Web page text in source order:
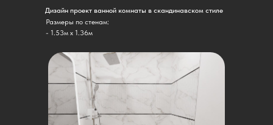
Дизайн проект ванной комнаты в скандинавском стиле
Размеры по стенам:
- 1.53м х 1.36м